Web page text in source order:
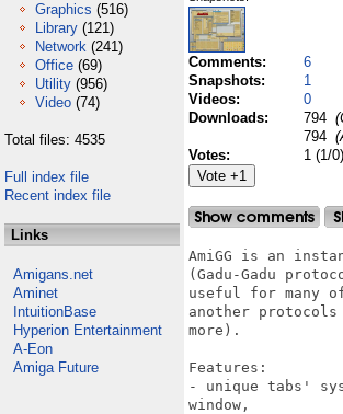
Graphics (516)
Library (121)
Network (241)
Office (69)
Utility (956)
Video (74)
Total files: 4535
Full index file
Recent index file
Links
Amigans.net
Aminet
IntuitionBase
Hyperion Entertainment
A-Eon
Amiga Future
Comments:
6
Snapshots:
1
Videos:
0
Downloads:
794
794
Votes:
1 (1/
AmiGG is an instant messenger application which can handle Gadu-Gadu protocol
(Gadu-Gadu protocol is widely spreaded in Poland). Right now AmiGG may not be
useful for many of you but pretty soon plugin system will be implemented and
another protocols will be supported (Jabber, Tlen (also known in Poland) and
more).

Features:
- unique tabs' system which provides carrying on many chats in one single
window,
- AmigaAMP plug-in which gives ability to bring the name of the played song into
the status description
- Sauranizator plug-in which gives ability to check IP or client version of
people who you are chatting with
- display of animated smiley
- ability to send files through the protocol
- POP3 module which gives ability to check e-mails
- enhanced and constantly improved preferences system which gives ability to
adjust the look of the application to your needs and favours
- display of the photo of person who you are chatting with.
- internet update function which can download and install any new version of
AmiGG which is available.

Requirements are: AmigaOS 3.x, AmigaOS 4.0 or MorphOS (three different native
versions are available in the archive), MUI 3.8 (or higher), some MUI classes
(TextInput, TextEditor, NList, NFloattext, NListview, Busy, Toolbar), wbstart
library (for internet update function), openurl library (optionally), Play16
(optionally). AmiGG is distributed in polish and english language versions.
People who want to create other language versions are welcome and should contact
the author. People who are interested in this application should consider to
download it and give it a try. To encourage you to give this tool a try, you
should look at the screenshots.

There is also a contest for creating default logo and graphical theme (buttons,
toolbars, icons) of AmiGG. Contributed artwork should be your own idea, no
copying or remaked. Size and format reasonable, commonly used. Everyone who is
interested can send his/her work to konkurs(AT)amigg.ppa.pl. You may send more
than one contribution. The deadline is on 20th May 2006. The winner will be
announced on 27th May 2006. Prizes are waiting for the author of the best set of
graphics and the next three runner-ups.

Polish Change Log:

-Wersja 0.43.114

-Wlasciwie